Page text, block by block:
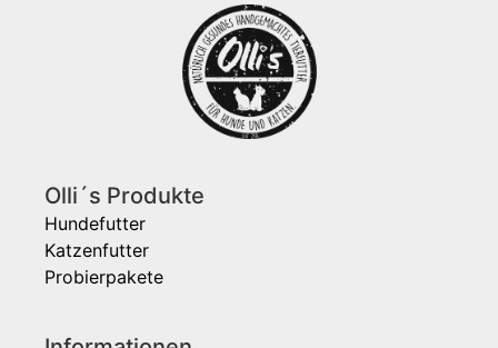
Olli´s Produkte
Hundefutter
Katzenfutter
Probierpakete